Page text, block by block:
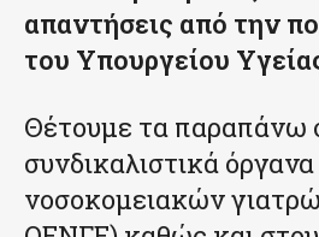
απαντήσεις από την
του Υπουργείου
Θέτουμε τα παραπάνω
συνδικαλιστικά
νοσοκομειακών